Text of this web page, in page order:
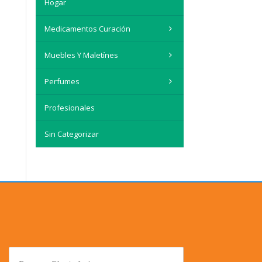
Hogar
Medicamentos Curación
Muebles Y Maletínes
Perfumes
Profesionales
Sin Categorizar